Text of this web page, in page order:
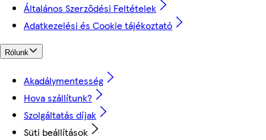
Általános Szerződési Feltételek
Adatkezelési és Cookie tájékoztató
Rólunk
Akadálymentesség
Hova szállítunk?
Szolgáltatás díjak
Süti beállítások